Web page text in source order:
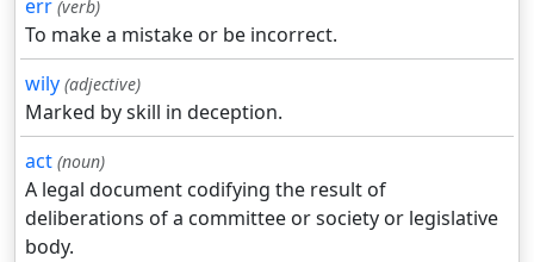
err (verb)
To make a mistake or be incorrect.
wily (adjective)
Marked by skill in deception.
act (noun)
A legal document codifying the result of
deliberations of a committee or society or legislative
body.